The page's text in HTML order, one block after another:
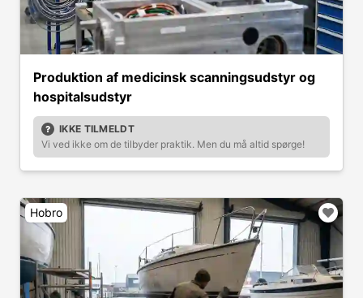
Produktion af medicinsk scanningsudstyr og
hospitalsudstyr
IKKE TILMELDT
Vi ved ikke om de tilbyder praktik. Men du må altid spørge!
Hobro